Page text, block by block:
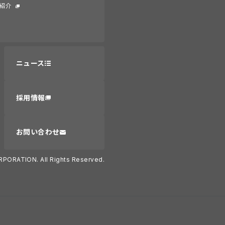
介
ニュース
採用情報
お問い合わせ
All Rights Reserved.